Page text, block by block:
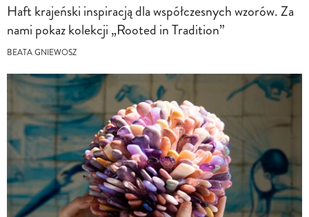
Haft krajeński inspiracją dla współczesnych wzorów. Za
nami pokaz kolekcji „Rooted in Tradition”
BEATA GNIEWOSZ